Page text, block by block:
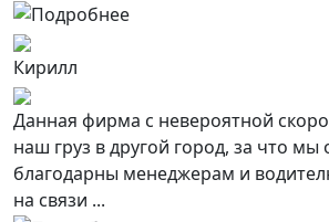
Кирилл
Данная фирма с невероятной
наш груз в другой город, за что мы
благодарны менеджерам и
на связи ...